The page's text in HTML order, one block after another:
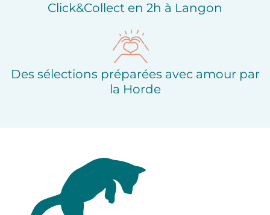
Click&Collect en 2h à Langon
Des sélections préparées avec amour par
la Horde